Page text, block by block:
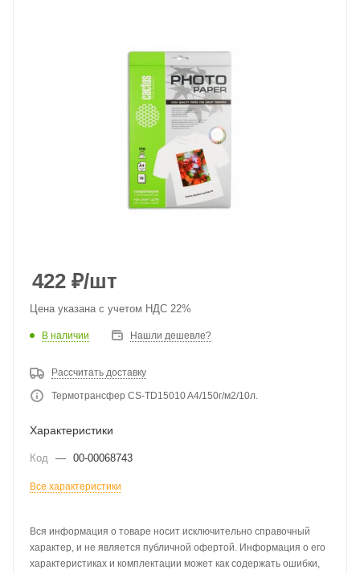
422 ₽/шт
Цена указана с учетом НДС 22%
В наличии Нашли дешевле?
Рассчитать доставку
Термотрансфер CS-TD15010 A4/150г/м2/10л.
Характеристики
Код — 00-00068743
Все характеристики
Вся информация о товаре носит исключительно справочный
характер, и не является публичной офертой. Информация о его
характеристиках и комплектации может как содержать ошибки,